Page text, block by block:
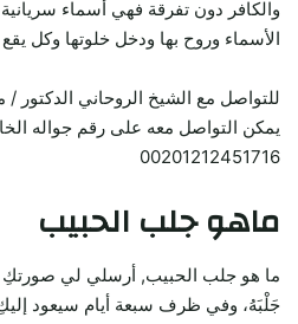
والكافر دون تفرقة فهي أسماء
الأسماء وروح بها ودخل خلوتها وكل
للتواصل مع الشيخ الروحاني الدكتور
يمكن التواصل معه على رقم جواله
00201212451716
ماهو جلب الحبيب
ما هو جلب الحبيب, أرسلي لي صورتكِ
جَلْبَهُ، وفي ظرف سبعة أيام سيعود